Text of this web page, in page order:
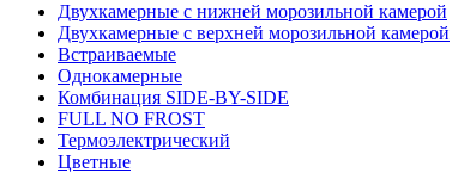
Двухкамерные с нижней морозильной камерой
Двухкамерные с верхней морозильной камерой
Встраиваемые
Однокамерные
Комбинация SIDE-BY-SIDE
FULL NO FROST
Термоэлектрический
Цветные